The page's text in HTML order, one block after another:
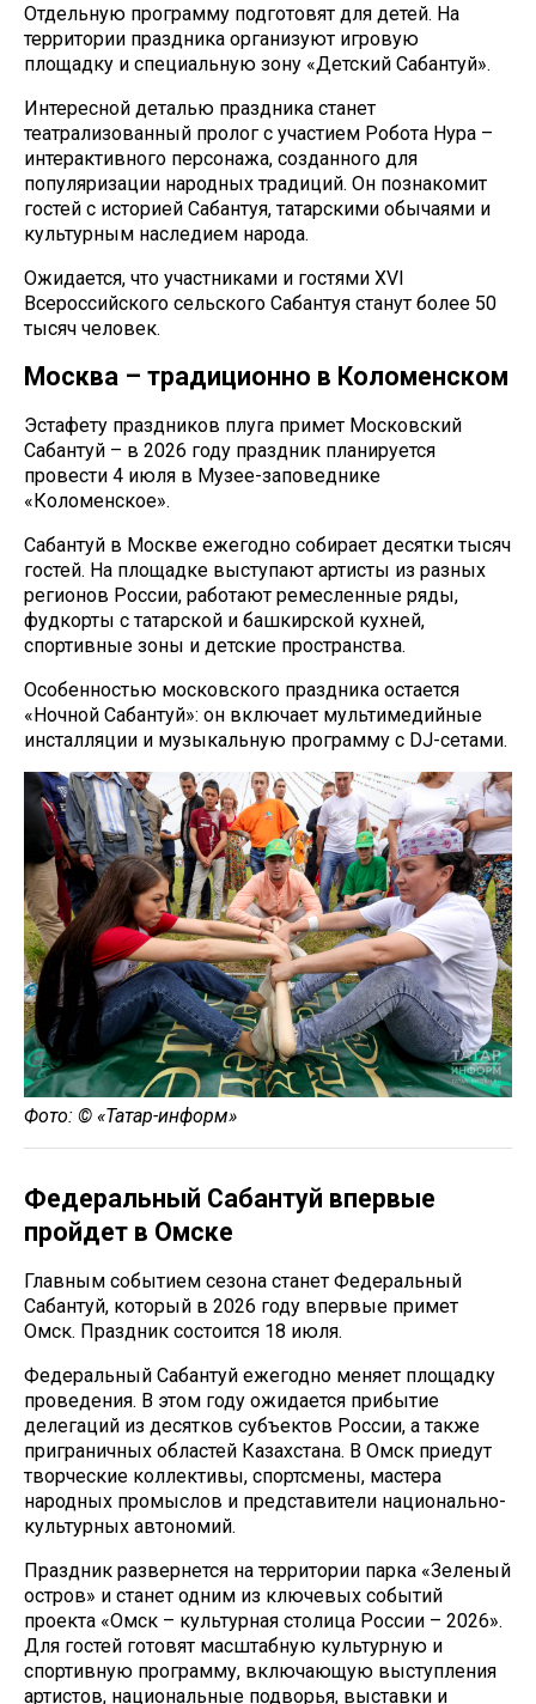
Отдельную программу подготовят для детей. На
территории праздника организуют игровую
площадку и специальную зону «Детский Сабантуй».
Интересной деталью праздника станет
театрализованный пролог с участием Робота Нура –
интерактивного персонажа, созданного для
популяризации народных традиций. Он познакомит
гостей с историей Сабантуя, татарскими обычаями и
культурным наследием народа.
Ожидается, что участниками и гостями XVI
Всероссийского сельского Сабантуя станут более 50
тысяч человек.
Москва – традиционно в Коломенском
Эстафету праздников плуга примет Московский
Сабантуй – в 2026 году праздник планируется
провести 4 июля в Музее-заповеднике
«Коломенское».
Сабантуй в Москве ежегодно собирает десятки тысяч
гостей. На площадке выступают артисты из разных
регионов России, работают ремесленные ряды,
фудкорты с татарской и башкирской кухней,
спортивные зоны и детские пространства.
Особенностью московского праздника остается
«Ночной Сабантуй»: он включает мультимедийные
инсталляции и музыкальную программу с DJ-сетами.
Фото: © «Татар-информ»
Федеральный Сабантуй впервые
пройдет в Омске
Главным событием сезона станет Федеральный
Сабантуй, который в 2026 году впервые примет
Омск. Праздник состоится 18 июля.
Федеральный Сабантуй ежегодно меняет площадку
проведения. В этом году ожидается прибытие
делегаций из десятков субъектов России, а также
приграничных областей Казахстана. В Омск приедут
творческие коллективы, спортсмены, мастера
народных промыслов и представители национально-
культурных автономий.
Праздник развернется на территории парка «Зеленый
остров» и станет одним из ключевых событий
проекта «Омск – культурная столица России – 2026».
Для гостей готовят масштабную культурную и
спортивную программу, включающую выступления
артистов, национальные подворья, выставки и